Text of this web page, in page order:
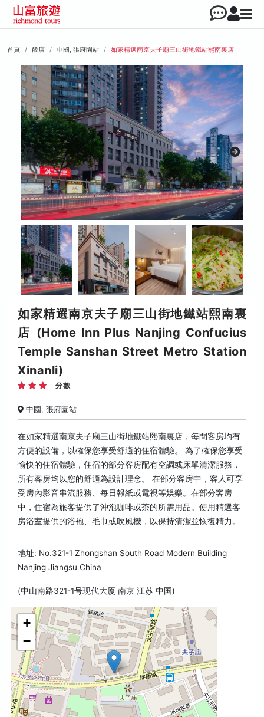
首頁 飯店 中國, 張府園站 如家精選南京夫子廟三山街地鐵站熙南裏店
如家精選南京夫子廟三山街地鐵站熙南裏
店 (Home Inn Plus Nanjing Confucius
Temple Sanshan Street Metro Station
Xinanli)
分數
中國, 張府園站
在如家精選南京夫子廟三山街地鐵站熙南裏店，每間客房均有
方便的設備，以確保您享受舒適的住宿體驗。 為了確保您享受
愉快的住宿體驗，住宿的部分客房配有空調或床單清潔服務，
所有客房均以您的舒適為設計理念。 在部分客房中，客人可享
受房內影音串流服務、每日報紙或電視等娛樂。在部分客房
中，住宿為旅客提供了沖泡咖啡或茶的所需用品。使用精選客
房浴室提供的浴袍、毛巾或吹風機，以保持清潔並恢復精力。
地址: No.321-1 Zhongshan South Road Modern Building
Nanjing Jiangsu China
(中山南路321-1号现代大厦 南京 江苏 中国)
+
−